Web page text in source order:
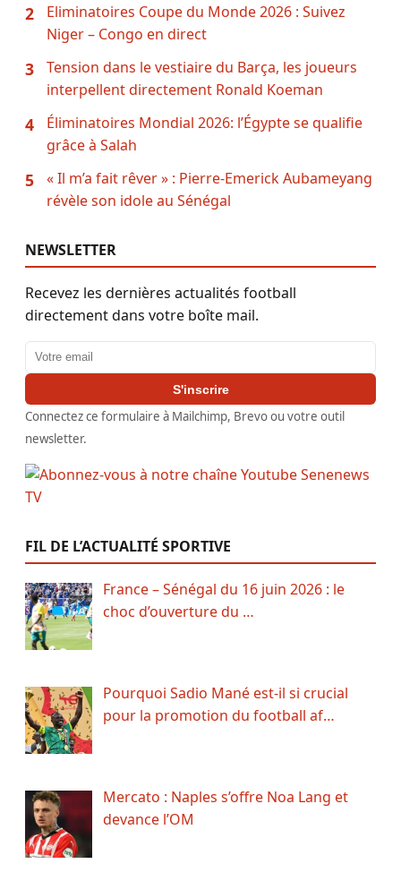
2
Eliminatoires Coupe du Monde 2026 : Suivez
Niger – Congo en direct
3
Tension dans le vestiaire du Barça, les joueurs
interpellent directement Ronald Koeman
4
Éliminatoires Mondial 2026: l’Égypte se qualifie
grâce à Salah
5
« Il m’a fait rêver » : Pierre-Emerick Aubameyang
révèle son idole au Sénégal
NEWSLETTER
Recevez les dernières actualités football
directement dans votre boîte mail.
Adresse email
S'inscrire
Connectez ce formulaire à Mailchimp, Brevo ou votre outil
newsletter.
FIL DE L’ACTUALITÉ SPORTIVE
France – Sénégal du 16 juin 2026 : le
choc d’ouverture du …
Pourquoi Sadio Mané est-il si crucial
pour la promotion du football af…
Mercato : Naples s’offre Noa Lang et
devance l’OM